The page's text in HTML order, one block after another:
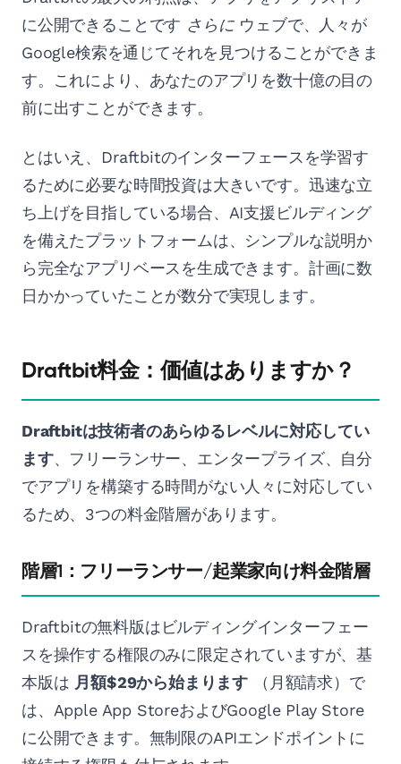
に公開できることです さらにウェブで、人々が
Google検索を通じてそれを見つけることができま
す。これにより、あなたのアプリを数十億の目の
前に出すことができます。
とはいえ、Draftbitのインターフェースを学習す
るために必要な時間投資は大きいです。迅速な立
ち上げを目指している場合、AI支援ビルディング
を備えたプラットフォームは、シンプルな説明か
ら完全なアプリベースを生成できます。計画に数
日かかっていたことが数分で実現します。
Draftbit料金：価値はありますか？
Draftbitは技術者のあらゆるレベルに対応してい
ます、フリーランサー、エンタープライズ、自分
でアプリを構築する時間がない人々に対応してい
るため、3つの料金階層があります。
階層1：フリーランサー/起業家向け料金階層
Draftbitの無料版はビルディングインターフェー
スを操作する権限のみに限定されていますが、基
本版は 月額$29から始まります （月額請求）で
は、Apple App StoreおよびGoogle Play Store
に公開できます。無制限のAPIエンドポイントに